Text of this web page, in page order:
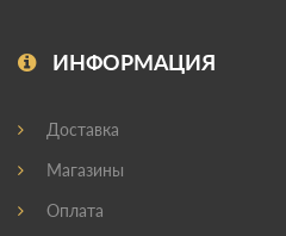
ИНФОРМАЦИЯ
Доставка
Магазины
Оплата